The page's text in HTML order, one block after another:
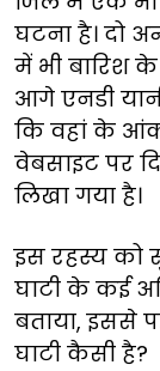
घटना है। दो
में भी बारिश
आगे एनडी
कि वहां के
वेबसाइट पर
लिखा गया है।
इस रहस्य को
घाटी के कई
बताया, इससे
घाटी कैसी है?